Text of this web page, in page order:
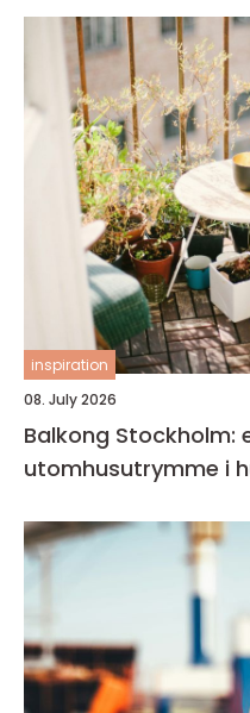
inspiration
08. July 2026
Balkong Stockholm:
utomhusutrymme i